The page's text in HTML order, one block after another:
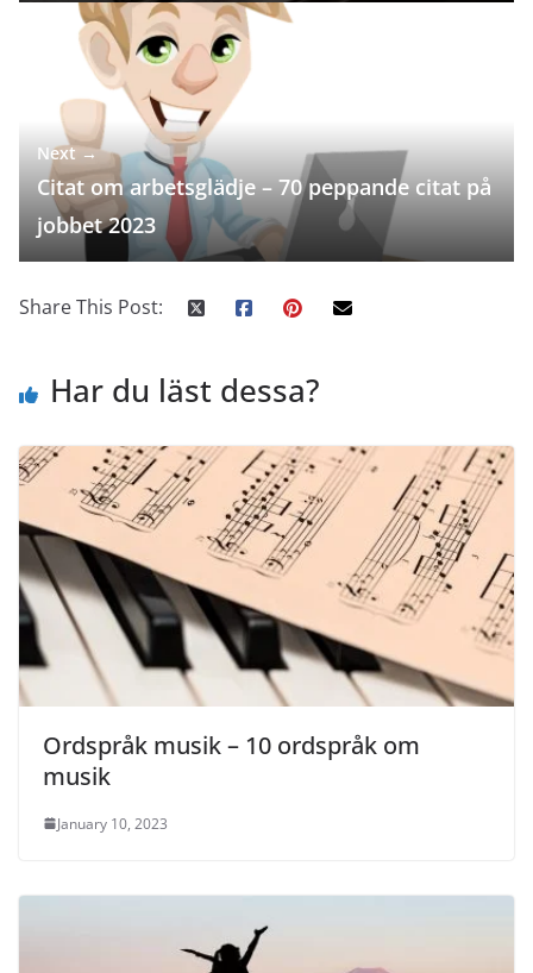
Next →
Citat om arbetsglädje – 70 peppande citat på
jobbet 2023
Share This Post:
Har du läst dessa?
Ordspråk musik – 10 ordspråk om
musik
January 10, 2023